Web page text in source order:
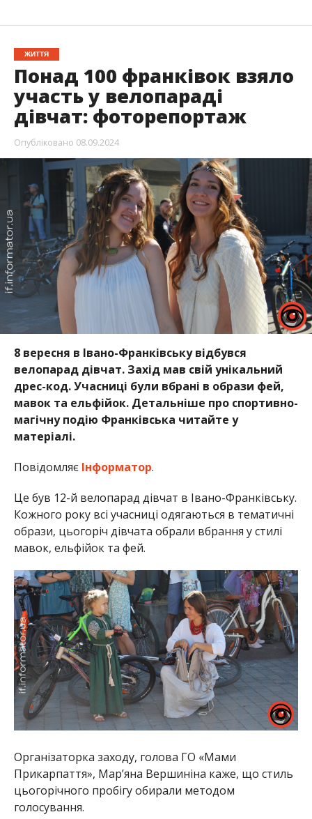
ЖИТТЯ
Понад 100 франківок взяло
участь у велопараді
дівчат: фоторепортаж
Опубліковано 08.09.2024
8 вересня в Івано-Франківську відбувся
велопарад дівчат. Захід мав свій унікальний
дрес-код. Учасниці були вбрані в образи фей,
мавок та ельфійок. Детальніше про спортивно-
магічну подію Франківська читайте у
матеріалі.
ПовідомляєІнформатор.
Це був 12-й велопарад дівчат в Івано-Франківську.
Кожного року всі учасниці одягаються в тематичні
образи, цьогоріч дівчата обрали вбрання у стилі
мавок, ельфійок та фей.
Організаторка заходу, голова ГО «Мами
Прикарпаття», Мар’яна Вершиніна каже, що стиль
цьогорічного пробігу обирали методом
голосування.